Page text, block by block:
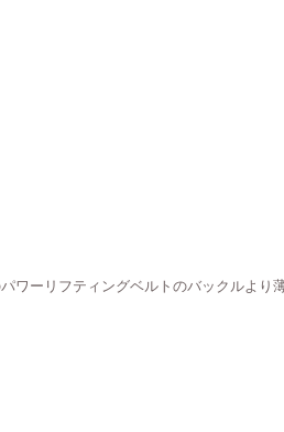
ワーリフティングベルトのバックルより